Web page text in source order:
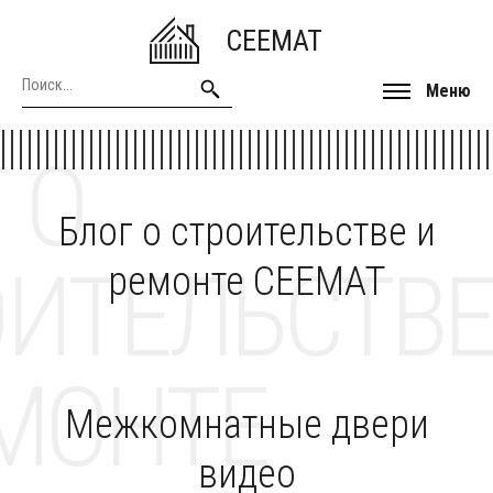
CEEMAT
Меню
Блог о строительстве и
ремонте CEEMAT
О
Межкомнатные двери
видео